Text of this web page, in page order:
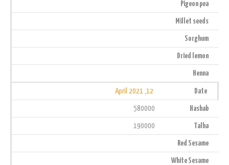
Pigeon pea
Millet seeds
Sorghum
Dried lemon
Henna
Date
12, April 2021
Hashab
580000
Talha
190000
Red Sesame
White Sesame